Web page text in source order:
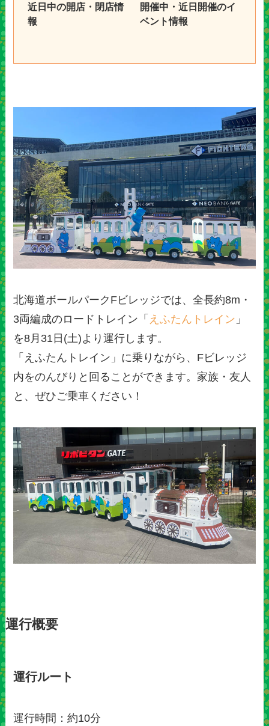
近日中の開店・閉店情
報
開催中・近日開催のイ
ベント情報
北海道ボールパークFビレッジでは、全長約8m・
3両編成のロードトレイン「 えふたんトレイン 」
を8月31日(土)より運行します。
「えふたんトレイン」に乗りながら、Fビレッジ
内をのんびりと回ることができます。家族・友人
と、ぜひご乗車ください！
運行概要
運行ルート
運行時間：約10分